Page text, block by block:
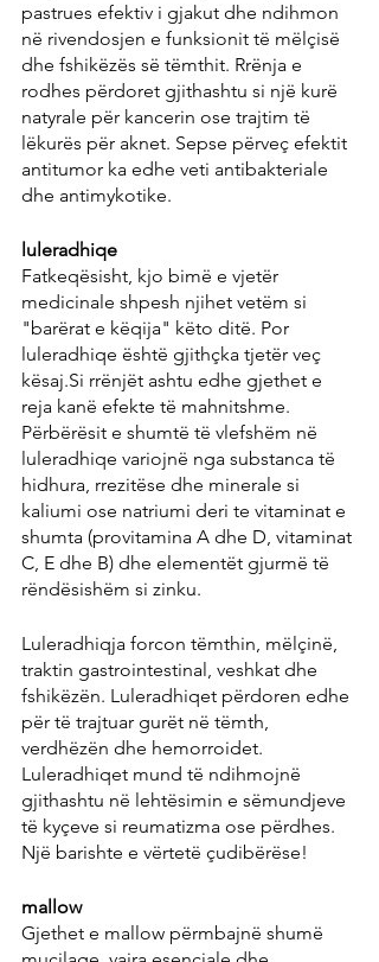
pastrues efektiv i gjakut dhe ndihmon
në rivendosjen e funksionit të mëlçisë
dhe fshikëzës së tëmthit. Rrënja e
rodhes përdoret gjithashtu si një kurë
natyrale për kancerin ose trajtim të
lëkurës për aknet. Sepse përveç efektit
antitumor ka edhe veti antibakteriale
dhe antimykotike.
luleradhiqe
Fatkeqësisht, kjo bimë e vjetër
medicinale shpesh njihet vetëm si
"barërat e këqija" këto ditë. Por
luleradhiqe është gjithçka tjetër veç
kësaj.Si rrënjët ashtu edhe gjethet e
reja kanë efekte të mahnitshme.
Përbërësit e shumtë të vlefshëm në
luleradhiqe variojnë nga substanca të
hidhura, rrezitëse dhe minerale si
kaliumi ose natriumi deri te vitaminat e
shumta (provitamina A dhe D, vitaminat
C, E dhe B) dhe elementët gjurmë të
rëndësishëm si zinku.
Luleradhiqja forcon tëmthin, mëlçinë,
traktin gastrointestinal, veshkat dhe
fshikëzën. Luleradhiqet përdoren edhe
për të trajtuar gurët në tëmth,
verdhëzën dhe hemorroidet.
Luleradhiqet mund të ndihmojnë
gjithashtu në lehtësimin e sëmundjeve
të kyçeve si reumatizma ose përdhes.
Një barishte e vërtetë çudibërëse!
mallow
Gjethet e mallow përmbajnë shumë